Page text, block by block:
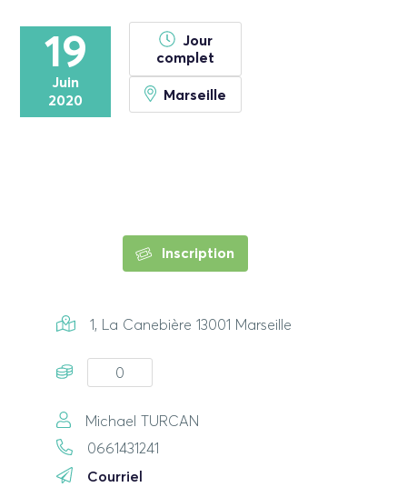
19
Juin
2020
Jour
complet
Marseille
Inscription
1, La Canebière 13001 Marseille
0
Michael TURCAN
0661431241
Courriel